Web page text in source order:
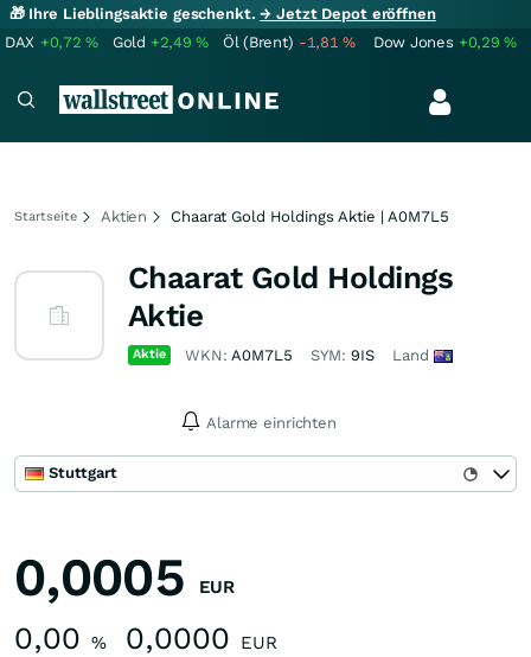
🎁 Ihre Lieblingsaktie geschenkt.→ Jetzt Depot eröffnen
DAX +0,72% Gold +2,49% Öl (Brent) -1,81% Dow Jones +0,29%
Startseite Aktien Chaarat Gold Holdings Aktie | A0M7L5
Chaarat Gold Holdings
Aktie
Aktie WKN:A0M7L5 SYM: 9IS Land
Alarme einrichten
Stuttgart
0,0005 EUR
0,00 % 0,0000 EUR